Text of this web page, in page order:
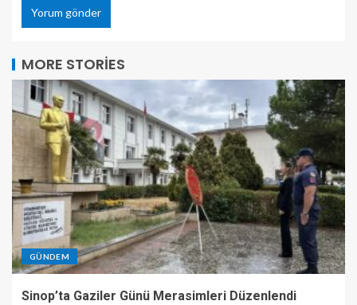
MORE STORIES
GÜNDEM
Sinop’ta Gaziler Günü Merasimleri Düzenlendi